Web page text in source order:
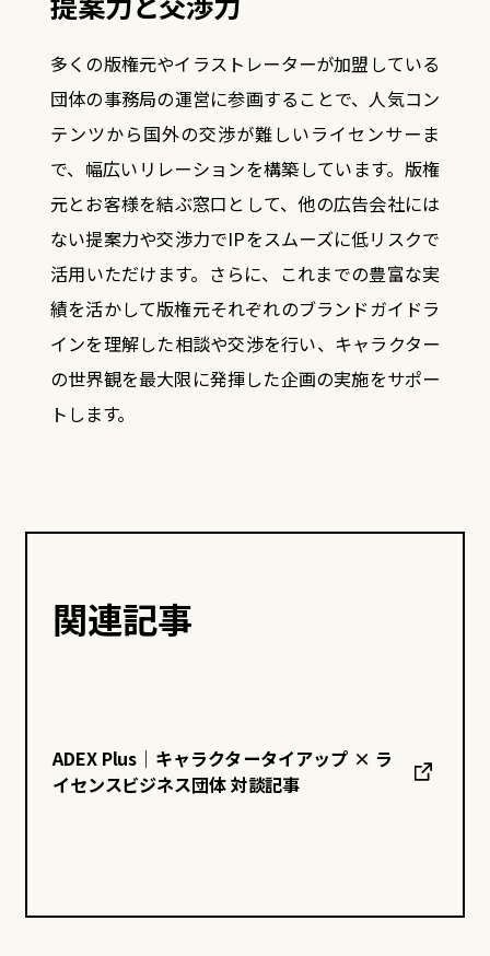
多くの版権元やイラストレーターが加盟している
団体の事務局の運営に参画することで、 人気コン
テンツから国外の交渉が難しいライセンサーま
で、幅広いリレーションを構築しています。 版権
元とお客様を結ぶ窓口として、他の広告会社には
ない提案力や交渉力でIPをスムーズに低リスクで
活用いただけます。 さらに、これまでの豊富な実
績を活かして版権元それぞれのブランドガイドラ
インを理解した相談や交渉を行い、 キャラクター
の世界観を最大限に発揮した企画の実施をサポー
トします。
関連記事
ADEX Plus｜キャラクタータイアップ × ラ
イセンスビジネス団体 対談記事